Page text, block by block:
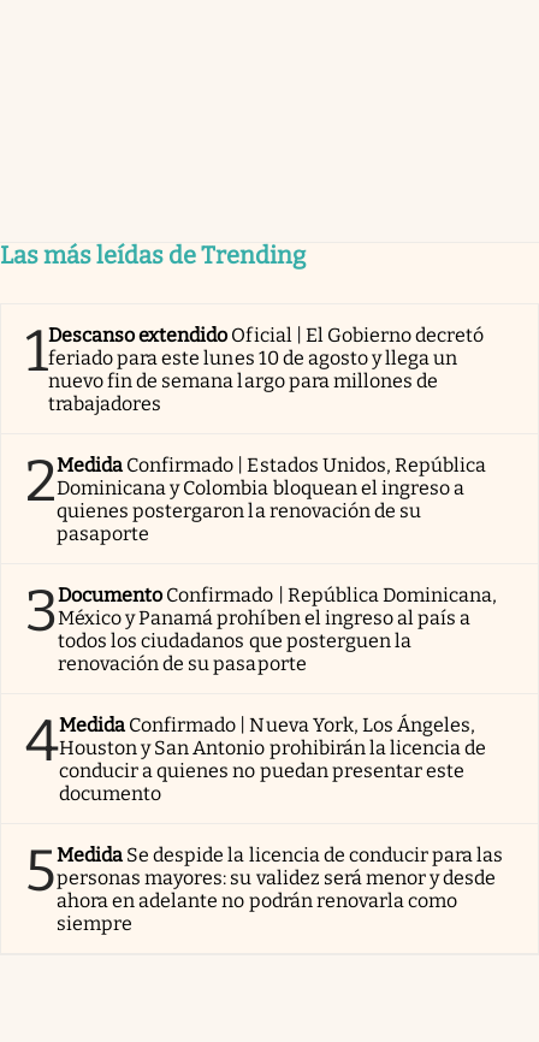
Las más leídas de Trending
1Descanso extendido Oficial | El Gobierno decretó
feriado para este lunes 10 de agosto y llega un
nuevo fin de semana largo para millones de
trabajadores
2Medida Confirmado | Estados Unidos, República
Dominicana y Colombia bloquean el ingreso a
quienes postergaron la renovación de su
pasaporte
3Documento Confirmado | República Dominicana,
México y Panamá prohíben el ingreso al país a
todos los ciudadanos que posterguen la
renovación de su pasaporte
4Medida Confirmado | Nueva York, Los Ángeles,
Houston y San Antonio prohibirán la licencia de
conducir a quienes no puedan presentar este
documento
5Medida Se despide la licencia de conducir para las
personas mayores: su validez será menor y desde
ahora en adelante no podrán renovarla como
siempre